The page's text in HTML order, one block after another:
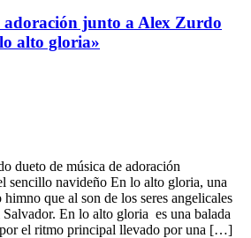
junto a Alex Zurdo
alto gloria»
dueto de música de adoración
sencillo navideño En lo alto gloria, una
que al son de los seres angelicales
En lo alto gloria es una balada
por el ritmo principal llevado por una […]